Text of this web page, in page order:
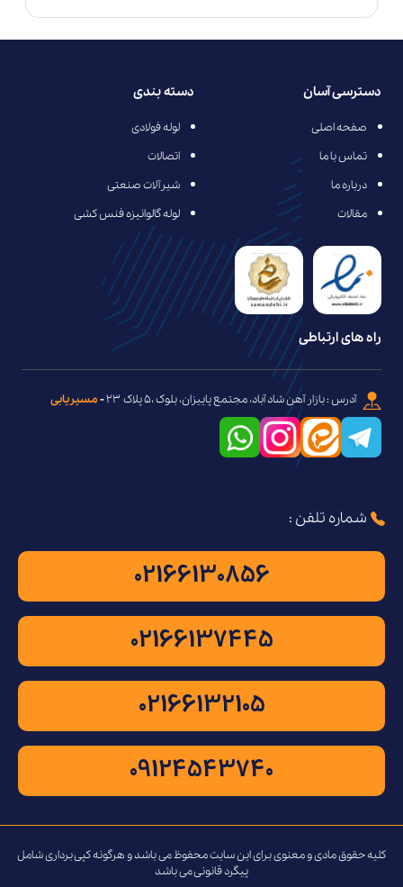
دسترسی آسان
صفحه اصلی
تماس با ما
درباره ما
مقالات
دسته بندی
لوله فولادی
اتصالات
شیرآلات صنعتی
لوله گالوانیزه فنس کشی
راه های ارتباطی
آدرس : بازار آهن شاد آباد، مجتمع پاییزان، بلوک ،۵ پلاک ۲۳ -مسیریابی
شماره تلفن :
02166130856
02166137445
02166132105
09124543740
کلیه حقوق مادی و معنوی برای این سایت محفوظ می باشد و هرگونه کپی برداری شامل
پیگرد قانونی می باشد